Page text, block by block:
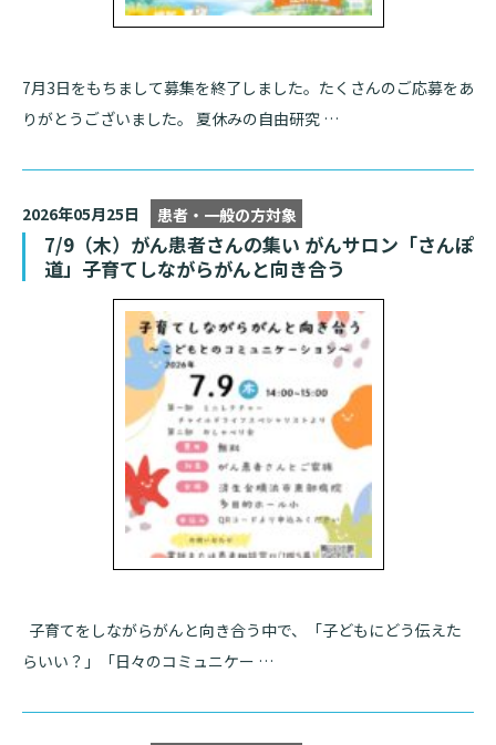
7月3日をもちまして募集を終了しました。たくさんのご応募をあ
りがとうございました。 夏休みの自由研究 …
2026年05月25日 患者・一般の方対象
7/9（木）がん患者さんの集い がんサロン「さんぽ
道」子育てしながらがんと向き合う
子育てをしながらがんと向き合う中で、「子どもにどう伝えた
らいい？」「日々のコミュニケー …